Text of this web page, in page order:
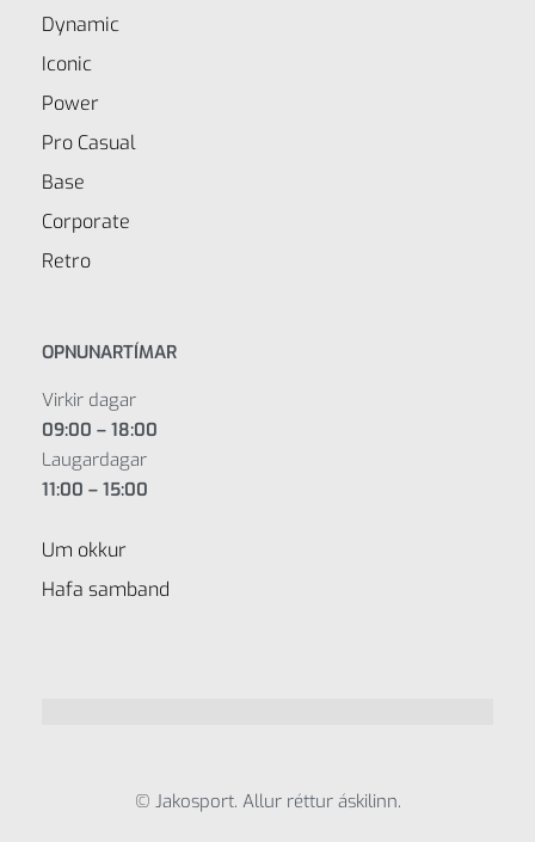
Dynamic
Iconic
Power
Pro Casual
Base
Corporate
Retro
OPNUNARTÍMAR
Virkir dagar
09:00 – 18:00
Laugardagar
11:00 – 15:00
Um okkur
Hafa samband
© Jakosport. Allur réttur áskilinn.